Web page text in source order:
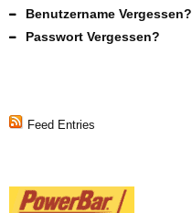
Benutzername Vergessen?
Passwort Vergessen?
Feed Entries